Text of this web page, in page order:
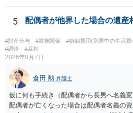
のみが配当の対象です。
5 配偶者が他界した場合の遺産
#財産分与 #親族関係 #婚姻費用(別居中の生活費
#調停
#裁判
2026年8月7日
倉田 勲 弁護士
仮に何も手続き（配偶者から長男へ名義
配偶者が亡くなった場合は配偶者名義の